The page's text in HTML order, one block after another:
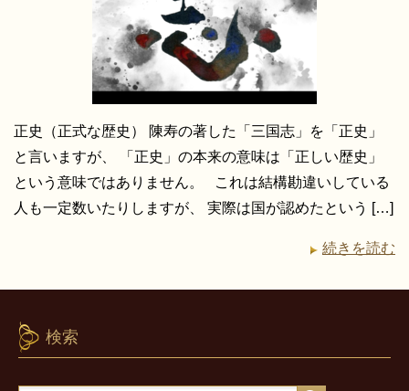
正史（正式な歴史） 陳寿の著した「三国志」を「正史」
と言いますが、 「正史」の本来の意味は「正しい歴史」
という意味ではありません。 これは結構勘違いしている
人も一定数いたりしますが、 実際は国が認めたという […]
続きを読む
検索